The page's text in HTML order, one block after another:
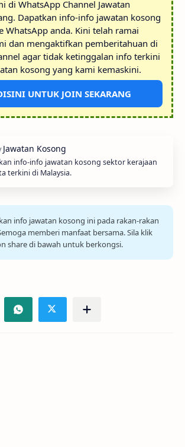
di WhatsApp Channel Jawatan
Dapatkan info-info jawatan kosong
WhatsApp anda. Kini telah ramai
dan mengaktifkan pemberitahuan di
agar tidak ketinggalan info terkini
kosong yang kami kemaskini.
UNTUK JOIN SEKARANG
info-info jawatan kosong sektor kerajaan
terkini di Malaysia.
info jawatan kosong ini pada rakan-rakan
memberi manfaat bersama. Sila klik
share di bawah untuk berkongsi.